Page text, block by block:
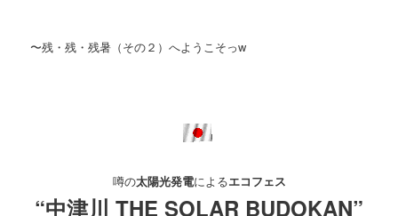
〜残・残・残暑（その２）へようこそっw
噂の太陽光発電によるエコフェス
“中津川 THE SOLAR BUDOKAN”